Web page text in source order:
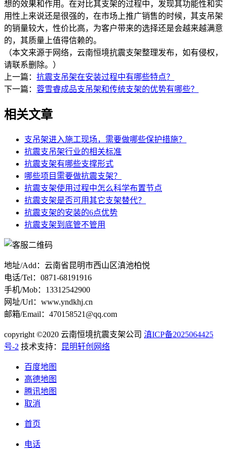
想的效果和作用。在对比其支架的过程中，发现其功能性和实
用性上来说还是很强的，在市场上推广销售的时候，其支吊架
的销量较大，性价比高，为客户带来的选择还是会越来越满意
的，其质量上值得信赖的。
（本文来源于网络，云南恒境抗震支架整理发布，如有侵权，
请联系删除。）
上一篇： 抗震支吊架在安装过程中有哪些特点？
下一篇： 蓉雪睿成品支吊架和传统支架的优势有哪些？
相关文章
支吊架进入施工现场，需要做哪些保护措施？
抗震支吊架行业的相关标准
抗震支架有哪些支撑形式
哪些项目需要做抗震支架？
抗震支架使用过程中怎么科学布置节点
抗震支架是否可用其它支架替代？
抗震支架的安装的6点优势
抗震支架到底管不管用
地址/Add：云南省昆明市西山区滇池柏悦
电话/Tel：0871-68191916
手机/Mob：13312542900
网址/Url：www.yndkhj.cn
邮箱/Email：470158521@qq.com
copyright ©2020 云南恒境抗震支架公司 滇ICP备2025064425
号-2 技术支持： 昆明轩创网络
百度地图
高德地图
腾讯地图
取消
首页
电话